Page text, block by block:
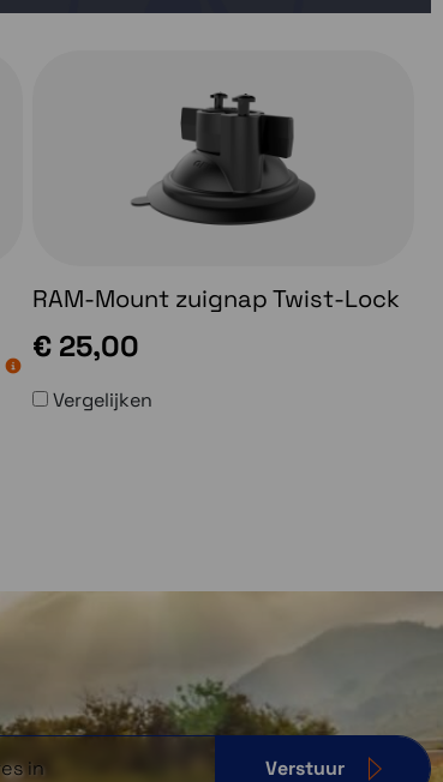
RAM-Mount zuignap Twist-Lock
€ 25,00
Vergelijken
Verstuur